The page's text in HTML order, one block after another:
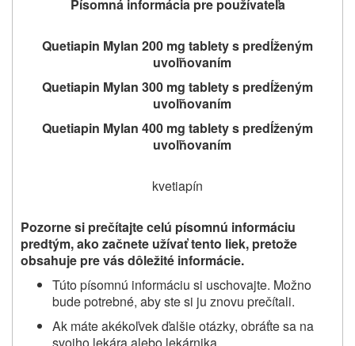
Písomná informácia pre používateľa
Quetiapin Mylan 200 mg tablety s predĺženým
uvoľňovaním
Quetiapin Mylan 300 mg tablety s predĺženým
uvoľňovaním
Quetiapin Mylan 400 mg tablety s predĺženým
uvoľňovaním
kvetiapín
Pozorne si prečítajte celú písomnú informáciu
predtým, ako začnete užívaťtento liek, pretože
obsahuje pre vás dôležité informácie.
Túto písomnú informáciu si uschovajte. Možno
bude potrebné, aby ste si ju znovu prečítali.
Ak máte akékoľvek ďalšie otázky, obráťte sa na